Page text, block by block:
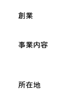
NEWS
CONTACT
創業
事業内容
所在地